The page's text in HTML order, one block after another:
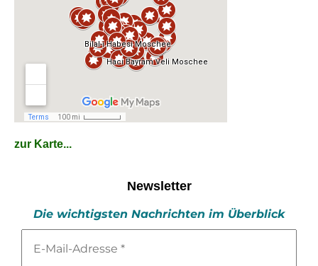
zur Karte...
Newsletter
Die wichtigsten Nachrichten im Überblick
Mail-